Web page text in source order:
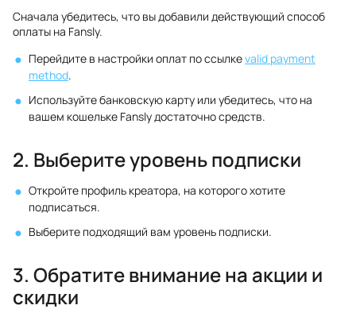
Сначала убедитесь, что вы добавили действующий способ
оплаты на Fansly.
Перейдите в настройки оплат по ссылкеvalid payment
method.
Используйте банковскую карту или убедитесь, что на
вашем кошельке Fansly достаточно средств.
2. Выберите уровень подписки
Откройте профиль креатора, на которого хотите
подписаться.
Выберите подходящий вам уровень подписки.
3. Обратите внимание на акции и
скидки